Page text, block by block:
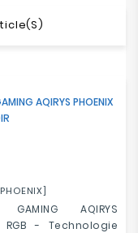
AQIRYS PHOENIX
GAMING AQIRYS
RGB - Technologie